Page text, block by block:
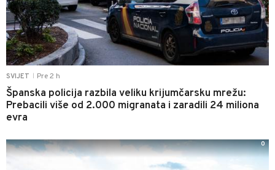
SVIJET Pre 2 h
Španska policija razbila veliku krijumčarsku mrežu:
Prebacili više od 2.000 migranata i zaradili 24 miliona
evra
0